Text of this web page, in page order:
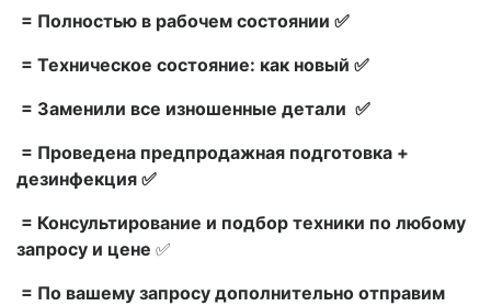
= Полностью в рабочем состоянии ✅
= Техническое состояние: как новый ✅
= Заменили все изношенные детали ✅
= Проведена предпродажная подготовка +
дезинфекция ✅
= Консультирование и подбор техники по любому
запросу и цене ✅
= По вашему запросу дополнительно отправим